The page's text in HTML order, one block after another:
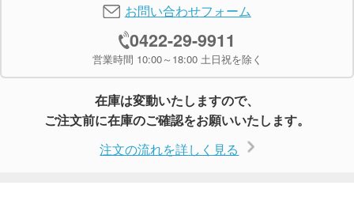
お問い合わせフォーム
0422-29-9911
営業時間 10:00～18:00 土日祝を除く
在庫は変動いたしますので、
ご注文前に在庫のご確認をお願いいたします。
注文の流れを詳しく見る